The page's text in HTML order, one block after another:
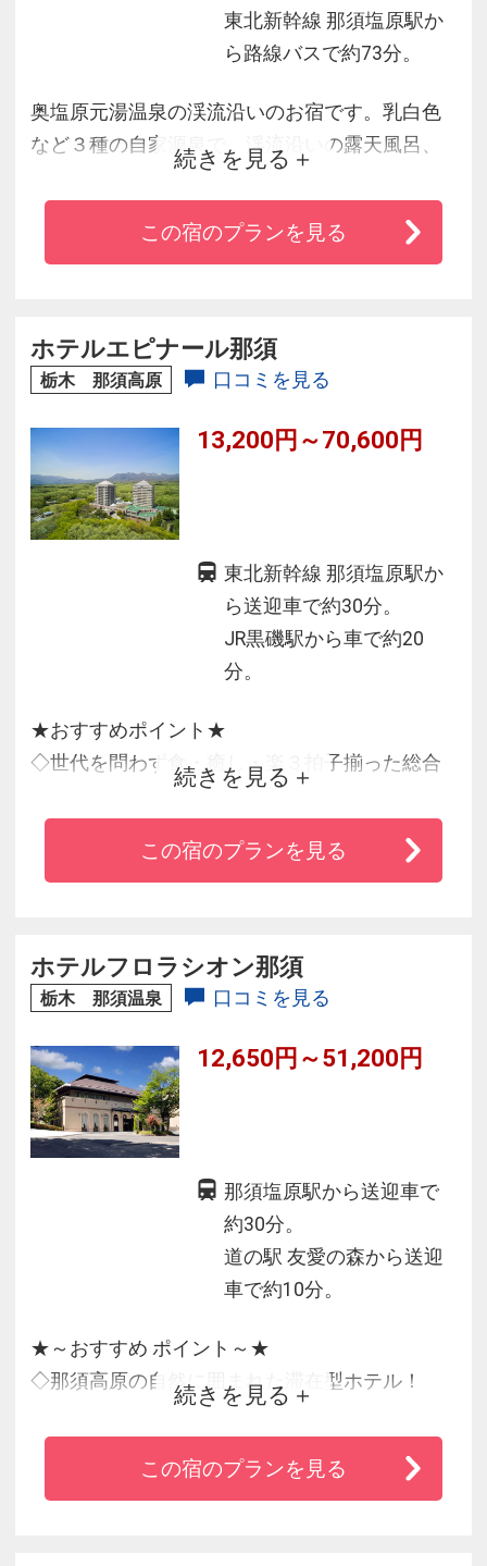
東北新幹線 那須塩原駅か
ら路線バスで約73分。
奥塩原元湯温泉の渓流沿いのお宿です。乳白色
など３種の自家源泉で、渓流沿いの露天風呂、
大浴場、檜風呂、岩風呂（混浴・女性専用時間
あり）など４つのお風呂を。源泉は、総硫黄量
９０．２ミリグラムと国内での屈指の含有量を
無線LANが利用できます。ペットと泊まれる客室
も２室あります。
続きを見る
この宿のプランを見る
ホテルエピナール那須
栃木 那須高原 口コミを見る
13,200円～70,600円
東北新幹線 那須塩原駅か
ら送迎車で約30分。
JR黒磯駅から車で約20
分。
★おすすめポイント★
◇世代を問わず食・癒し・楽３拍子揃った総合
リゾートホテル！
◇約90種類以上の豊富なメニューのバイキング
◇ウェルカムベビーの宿！お子様のお泊りデビ
ューに最適！
続きを見る
この宿のプランを見る
ホテルフロラシオン那須
栃木 那須温泉 口コミを見る
12,650円～51,200円
那須塩原駅から送迎車で
約30分。
道の駅 友愛の森から送迎
車で約10分。
★～おすすめ ポイント～★
◇那須高原の自然に囲まれた滞在型ホテル！
◇美肌に効果的なpH8.0弱アルカリ性の温泉！
◇ヨーロピアンクラシックの高原リゾートなら
ではの広々とした客室
続きを見る
この宿のプランを見る